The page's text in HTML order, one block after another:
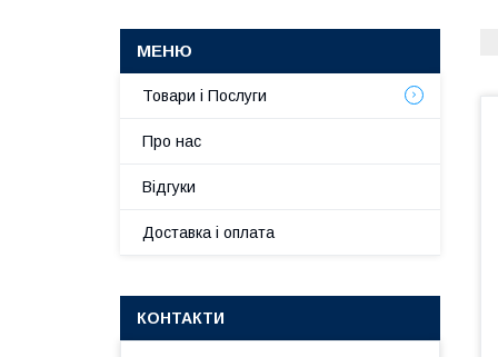
Товари і Послуги
Про нас
Відгуки
Доставка і оплата
КОНТАКТИ